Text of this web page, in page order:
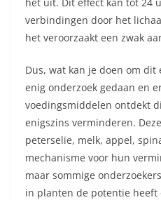
verbindingen door het
het veroorzaakt een zwak
Dus, wat kan je doen om dit
enig onderzoek gedaan en
voedingsmiddelen ontdekt
enigszins verminderen.
peterselie, melk, appel,
mechanisme voor hun
maar sommige
in planten de potentie heeft